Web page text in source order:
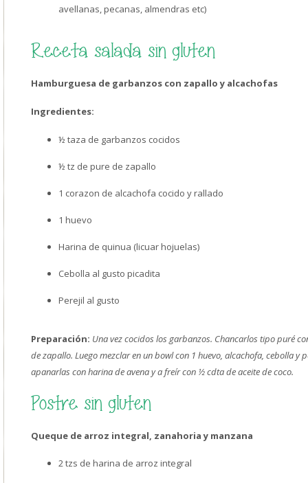
avellanas, pecanas, almendras etc)
Receta salada sin gluten
Hamburguesa de garbanzos con zapallo y alcachofas
Ingredientes:
½ taza de garbanzos cocidos
½ tz de pure de zapallo
1 corazon de alcachofa cocido y rallado
1 huevo
Harina de quinua (licuar hojuelas)
Cebolla al gusto picadita
Perejil al gusto
Preparación: Una vez cocidos los garbanzos. Chancarlos tipo puré
de zapallo. Luego mezclar en un bowl con 1 huevo, alcachofa, cebolla y
apanarlas con harina de avena y a freír con ½ cdta de aceite de coco.
Postre sin gluten
Queque de arroz integral, zanahoria y manzana
2 tzs de harina de arroz integral